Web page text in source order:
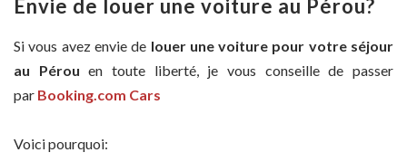
Envie de louer une voiture au Pérou?
Si vous avez envie de louer une voiture pour votre séjour
au Pérouen toute liberté, je vous conseille de passer
par Booking.com Cars
Voici pourquoi: